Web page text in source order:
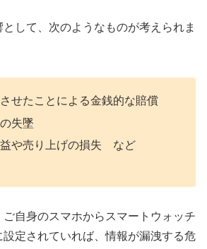
して、次のようなものが考えられま
せたことによる金銭的な賠償
失墜
や売り上げの損失 など
自身のスマホからスマートウォッチ
定されていれば、情報が漏洩する危